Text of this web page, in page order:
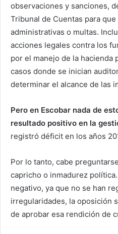
observaciones y sanciones,
Tribunal de Cuentas para
administrativas o multas.
acciones legales contra los
por el manejo de la hacienda
casos donde se inician
determinar el alcance de las
Pero en Escobar nada de
resultado positivo en la
registró déficit en los años
Por lo tanto, cabe
capricho o inmadurez
negativo, ya que no se han
irregularidades, la oposición
de aprobar esa rendición de